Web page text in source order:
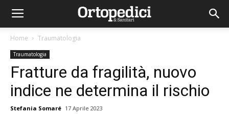
Home Traumatologia
Traumatologia
Fratture da fragilità, nuovo
indice ne determina il rischio
Stefania Somaré 17 Aprile 2023